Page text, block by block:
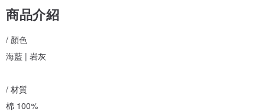
商品介紹
/ 顏色
海藍 | 岩灰
/ 材質
棉 100%